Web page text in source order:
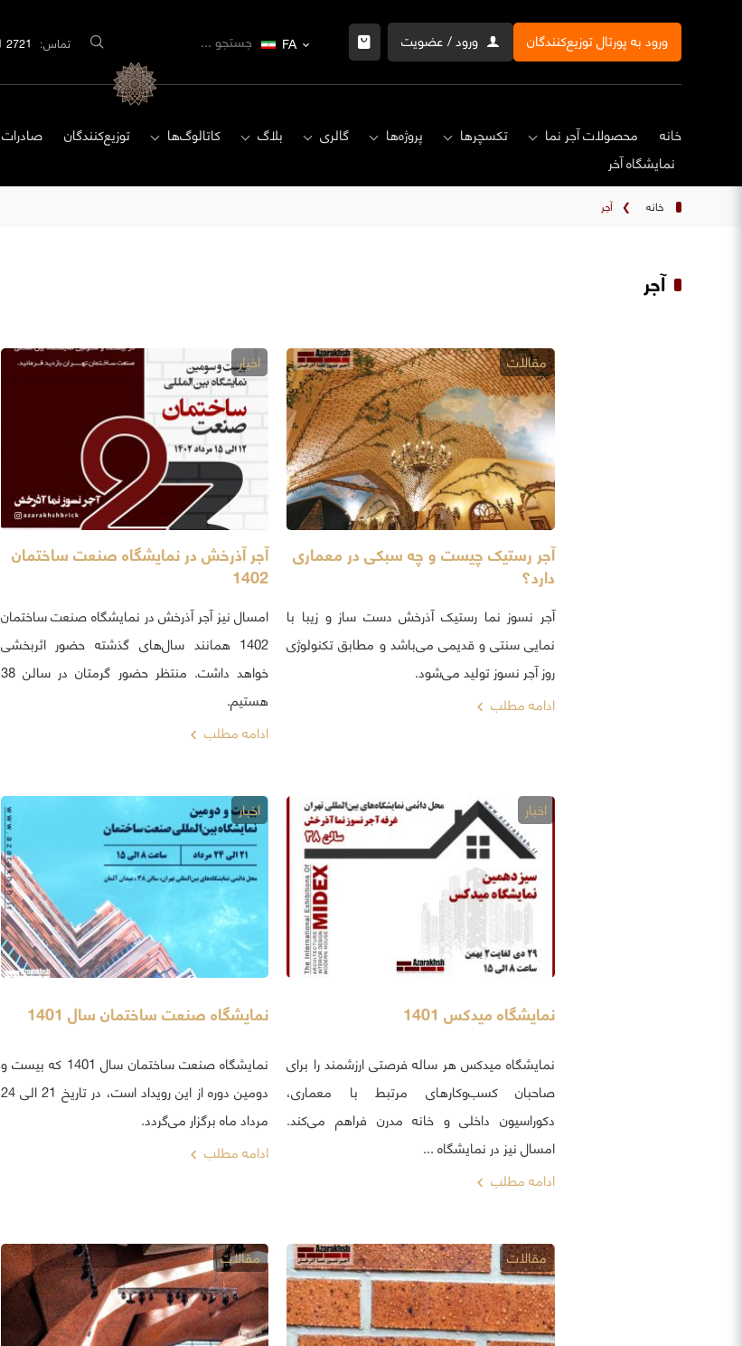
ورود به پورتال توزیع‌کنندگان ورود / عضویت FA تماس: 2721 21 98+
خانه محصولات آجر نما تکسچرها پروژه‌ها گالری بلاگ کاتالوگ‌ها توزیع‌کنندگان صادرات
نمایشگاه‌ آخر
خانه ❯ آجر
آجر
آجر رستیک چیست و چه سبکی در معماری
دارد؟
آجر نسوز نما رستیک آذرخش دست ساز و زیبا با
نمایی سنتی و قدیمی می‌باشد و مطابق تکنولوژی
روز آجر نسوز تولید می‌شود.
مقالات
ادامه مطلب
آجر آذرخش در نمایشگاه صنعت ساختمان
1402
امسال نیز آجر آذرخش در نمایشگاه صنعت ساختمان
1402 همانند سال‌های گذشته حضور اثربخشی
خواهد داشت. منتظر حضور گرمتان در سالن 38
هستیم.
اخبار
ادامه مطلب
نمایشگاه میدکس 1401
نمایشگاه میدکس هر ساله فرصتی ارزشمند را برای
صاحبان کسب‌وکارهای مرتبط با معماری،
دکوراسیون داخلی و خانه مدرن فراهم می‌کند.
امسال نیز در نمایشگاه ...
اخبار
ادامه مطلب
نمایشگاه صنعت ساختمان سال 1401
نمایشگاه صنعت ساختمان سال 1401 که بیست و
دومین دوره از این رویداد است، در تاریخ 21 الی 24
مرداد ماه برگزار می‌گردد.
اخبار
ادامه مطلب
مقالات مقالات